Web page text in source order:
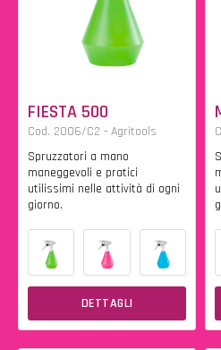
FIESTA 500
Cod. 2006/C2 - Agritools
Spruzzatori a mano
maneggevoli e pratici
utilissimi nelle attività di ogni
giorno.
DETTAGLI